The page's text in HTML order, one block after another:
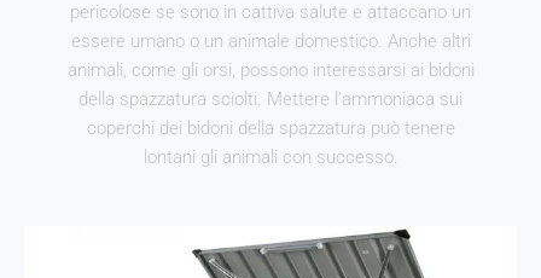
pericolose se sono in cattiva salute e attaccano un
essere umano o un animale domestico. Anche altri
animali, come gli orsi, possono interessarsi ai bidoni
della spazzatura sciolti. Mettere l'ammoniaca sui
coperchi dei bidoni della spazzatura può tenere
lontani gli animali con successo.